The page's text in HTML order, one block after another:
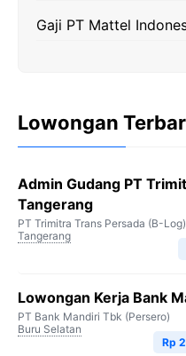
Gaji PT Mattel
Lowongan
Admin Gudang PT
Tangerang
PT Trimitra Trans Persada (B-Log)
Tangerang
Lowongan Kerja Bank
PT Bank Mandiri Tbk (Persero)
Buru Selatan
Rp